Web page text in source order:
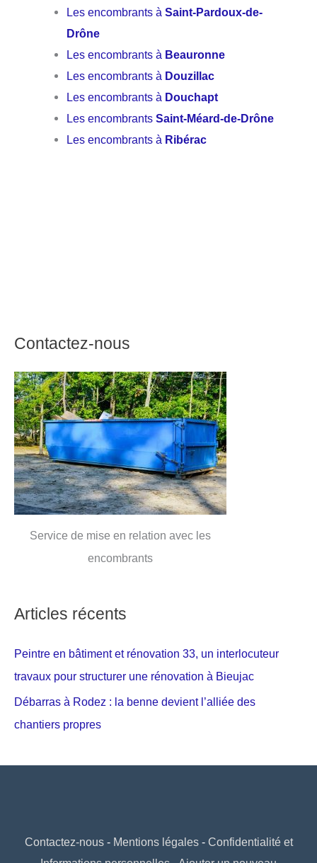
Les encombrants àSaint-Pardoux-de-
Drône
Les encombrants à Beauronne
Les encombrants à Douzillac
Les encombrants à Douchapt
Les encombrantsSaint-Méard-de-Drône
Les encombrants à Ribérac
Contactez-nous
Service de mise en relation avec les
encombrants
Articles récents
Peintre en bâtiment et rénovation 33, un interlocuteur
travaux pour structurer une rénovation à Bieujac
Débarras à Rodez : la benne devient l’alliée des
chantiers propres
Contactez-nous- Mentions légales- Confidentialité et